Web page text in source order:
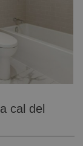
cal del